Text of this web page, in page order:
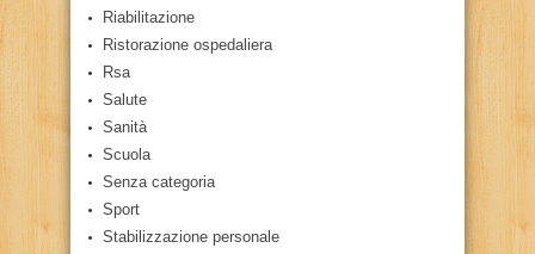
Riabilitazione
Ristorazione ospedaliera
Rsa
Salute
Sanità
Scuola
Senza categoria
Sport
Stabilizzazione personale